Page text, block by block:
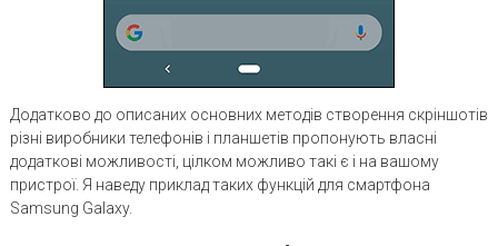
Додатково до описаних основних методів створення скріншотів
різні виробники телефонів і планшетів пропонують власні
додаткові можливості, цілком можливо такі є і на вашому
пристрої. Я наведу приклад таких функцій для смартфона
Samsung Galaxy.